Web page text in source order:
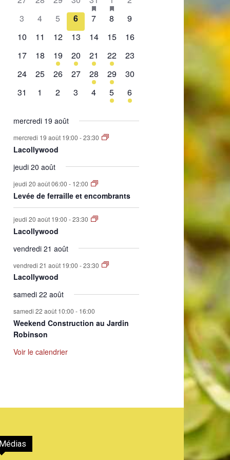
de
Évènements
évènement,évènement,
évènement,
évènement,évènements,
0
3
0
évènement,
4
0
évènement,
5
0
évènement,
6
0
7
0
8
0
9
0
10
0
11
0
12
0
13
0
14
0
15
0
16
0
évènement,
17
0
évènement,
18
1
évènement,
19
2
évènements,
20
1
évènement,
21
2
évènements,
22
0
23
0
24
0
25
0
évènement,
26
0
évènement,
27
1
évènement,
28
1
évènement,
29
0
30
0
31
0
1
0
2
0
évènement,
3
0
évènement,
4
1
évènement,
5
1
évènement,
6
mercredi 19 août
mercredi 19 août 19:00 -23:30
Lacollywood
jeudi 20 août
jeudi 20 août 06:00 - 12:00
Levée de ferraille et encombrants
jeudi 20 août 19:00 -23:30
Lacollywood
vendredi 21 août
vendredi 21 août 19:00 -23:30
Lacollywood
samedi 22 août
samedi 22 août 10:00 - 16:00
Weekend Construction au Jardin
Robinson
Voir le calendrier
Médias